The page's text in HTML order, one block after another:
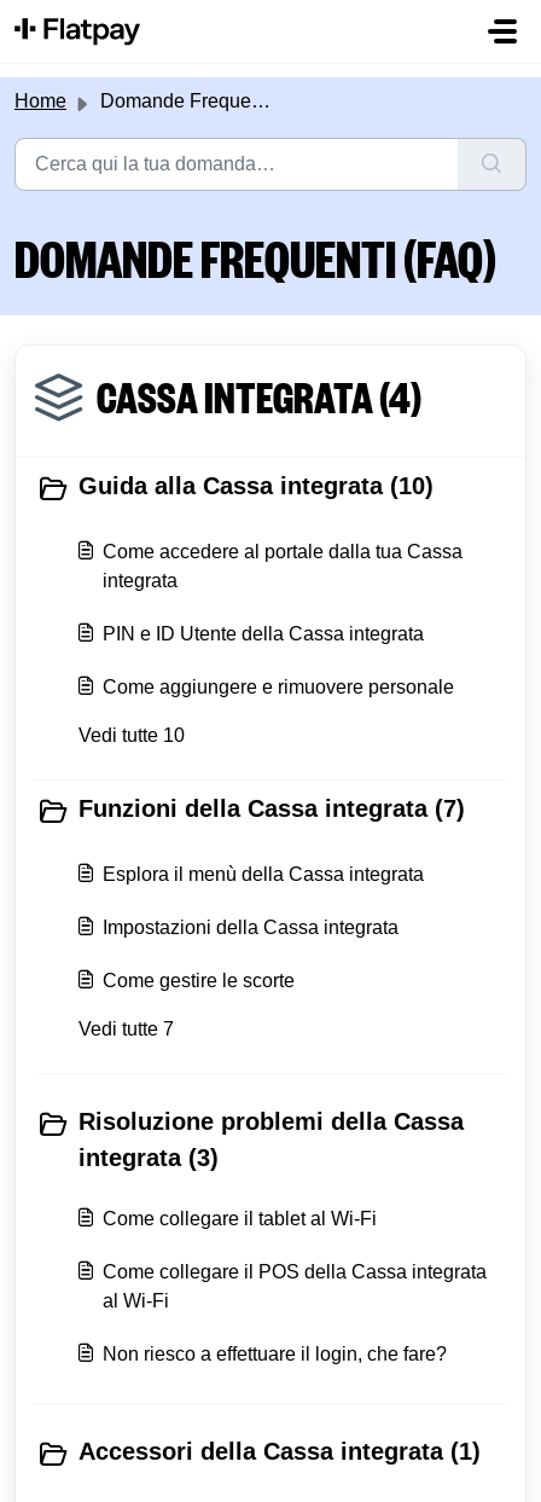
Home Domande Frequenti (FAQ)
DOMANDE FREQUENTI (FAQ)
CASSA INTEGRATA (4)
Guida alla Cassa integrata (10)
Come accedere al portale dalla tua Cassa
integrata
PIN e ID Utente della Cassa integrata
Come aggiungere e rimuovere personale
Vedi tutte 10
Funzioni della Cassa integrata (7)
Esplora il menù della Cassa integrata
Impostazioni della Cassa integrata
Come gestire le scorte
Vedi tutte 7
Risoluzione problemi della Cassa
integrata (3)
Come collegare il tablet al Wi-Fi
Come collegare il POS della Cassa integrata
al Wi-Fi
Non riesco a effettuare il login, che fare?
Accessori della Cassa integrata (1)